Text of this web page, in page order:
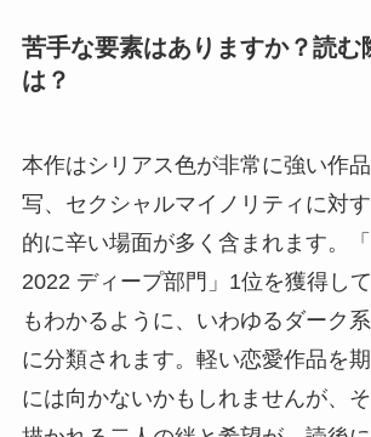
苦手な要素はありますか？読む
は？
本作はシリアス色が非常に強い作
写、セクシャルマイノリティに対
的に辛い場面が多く含まれます。
2022 ディープ部門」1位を獲得し
もわかるように、いわゆるダーク
に分類されます。軽い恋愛作品を
には向かないかもしれませんが、